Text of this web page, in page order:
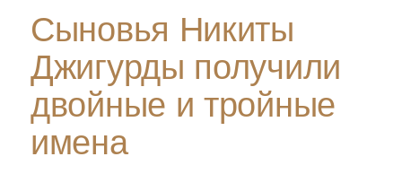
Сыновья Никиты
Джигурды получили
двойные и тройные
имена